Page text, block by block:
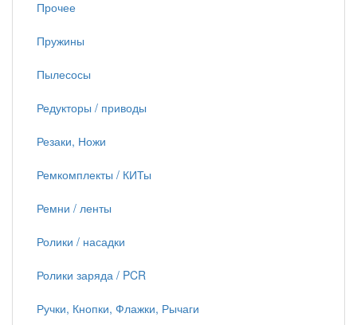
Прочее
Пружины
Пылесосы
Редукторы / приводы
Резаки, Ножи
Ремкомплекты / КИТы
Ремни / ленты
Ролики / насадки
Ролики заряда / PCR
Ручки, Кнопки, Флажки, Рычаги